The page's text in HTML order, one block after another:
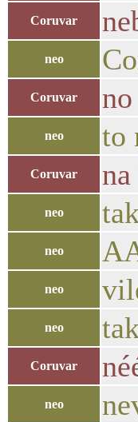
Coruvar
neo
Coruvar
neo to
Coruvar
neo
neo
neo
neo
Coruvar
neo